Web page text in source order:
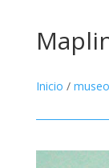
Inicio / museo